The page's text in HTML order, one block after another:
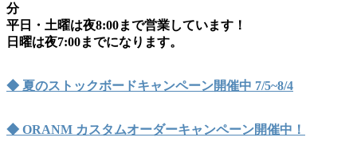
分
平日・土曜は夜8:00まで営業しています！
日曜は夜7:00までになります。
◆ 夏のストックボードキャンペーン開催中 7/5~8/4
◆ ORANM カスタムオーダーキャンペーン開催中！